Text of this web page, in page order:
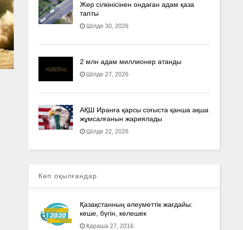
Жер сілкінісінен ондаған адам қаза
тапты
Шілде 30, 2026
2 млн адам миллионер атанды
Шілде 27, 2026
АҚШ Иранға қарсы соғыста қанша ақша
жұмсалғанын жариялады
Шілде 22, 2026
Көп оқылғандар
Қазақстанның әлеуметтік жағдайы:
кеше, бүгін, келешек
Қараша 27, 2016